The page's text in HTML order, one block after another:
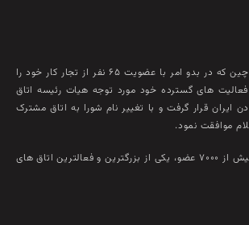
شورای بازرگانی ایران و چین که در بدو امر با عضويت ۶۵ نفر از تجار کار خود را
های گسترده خود مورد توجه هيات رئيسه اتاق
ايران قرار گرفت و با تغيير نام شورا به اتاق مشترک
موافقت نمود.
این اتاق هم‌ اکنون با بيش از ۷۰۰۰ عضو، يکی از بزرگترين و فعالترين اتاق‌ های